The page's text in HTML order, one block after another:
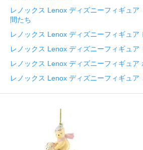
レノックス Lenox ディズニーフィギュア
間たち
レノックス Lenox ディズニーフィギュア
レノックス Lenox ディズニーフィギュア
レノックス Lenox ディズニーフィギュア
レノックス Lenox ディズニーフィギュア